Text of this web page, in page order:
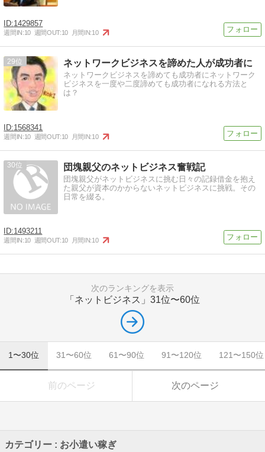
1429857
週間IN:10 週間OUT:10 月間IN:10
29 ネットワークビジネスを諦めた人が成功者に
ネットワークビジネスを諦めても成功者にネットワーク
ビジネスを一度や二度諦めても成功者になれる方法と
は？
1568341
週間IN:10 週間OUT:10 月間IN:10
30 団塊親父のネットビジネス奮戦記
団塊親父がネットビジネスに挑む日々の記録借金を抱え
た親父が資本のかからないネットビジネスに挑戦。その
日常を綴る。
1493211
週間IN:10 週間OUT:10 月間IN:10
次のランキングを表示
「ネットビジネス」 31位〜60位
1〜30位 31〜60位 61〜90位 91〜120位 121〜150位
前のページ 次のページ
カテゴリー : お小遣い稼ぎ